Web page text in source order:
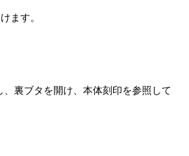
ます。
裏ブタを開け、本体刻印を参照して